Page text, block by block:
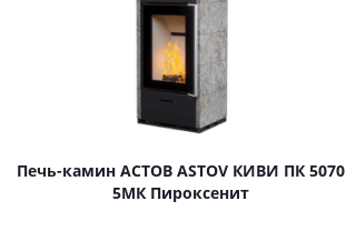
Печь-камин АСТОВ ASTOV КИВИ ПК 5070
5МК Пироксенит